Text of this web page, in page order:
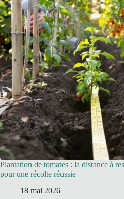
Plantation de tomates : la distance à
pour une récolte réussie
18 mai 2026